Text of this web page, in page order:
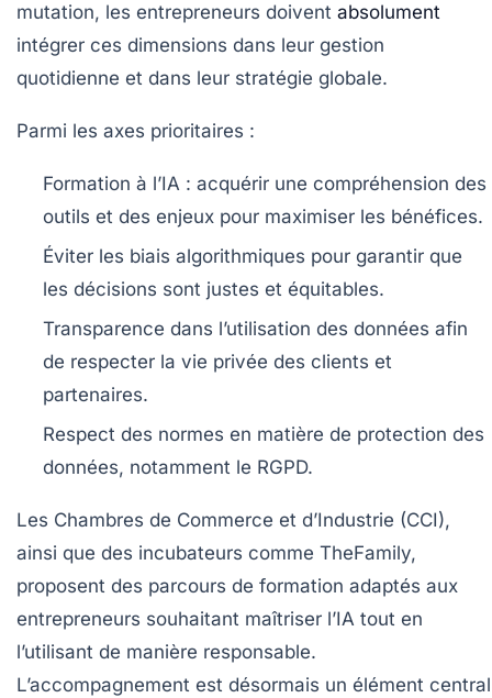
mutation, les entrepreneurs doivent absolument
intégrer ces dimensions dans leur gestion
quotidienne et dans leur stratégie globale.
Parmi les axes prioritaires :
Formation à l’IA : acquérir une compréhension des
outils et des enjeux pour maximiser les bénéfices.
Éviter les biais algorithmiques pour garantir que
les décisions sont justes et équitables.
Transparence dans l’utilisation des données afin
de respecter la vie privée des clients et
partenaires.
Respect des normes en matière de protection des
données, notamment le RGPD.
Les Chambres de Commerce et d’Industrie (CCI),
ainsi que des incubateurs comme TheFamily,
proposent des parcours de formation adaptés aux
entrepreneurs souhaitant maîtriser l’IA tout en
l’utilisant de manière responsable.
L’accompagnement est désormais un élément central